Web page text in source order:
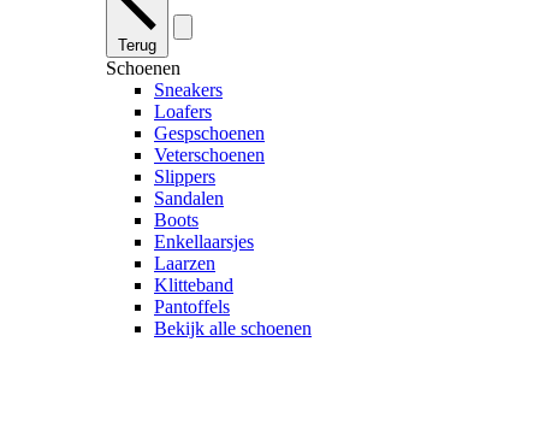
Terug
Schoenen
Sneakers
Loafers
Gespschoenen
Veterschoenen
Slippers
Sandalen
Boots
Enkellaarsjes
Laarzen
Klitteband
Pantoffels
Bekijk alle schoenen